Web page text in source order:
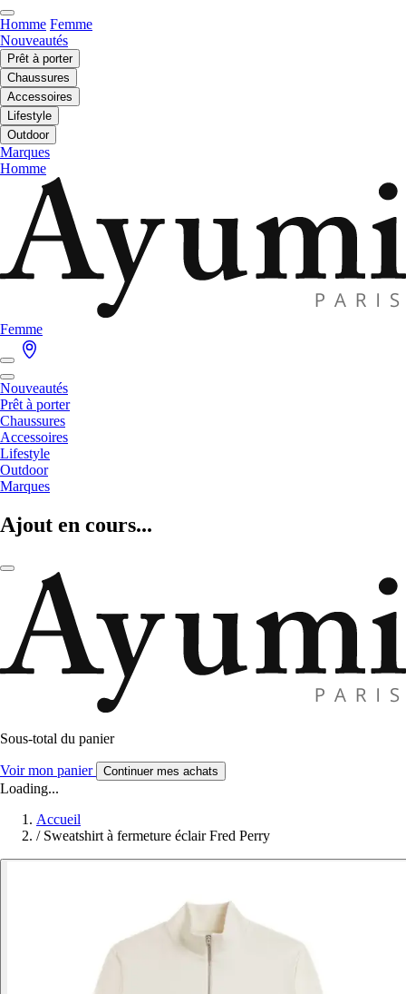
Homme Femme
Nouveautés
Prêt à porter
Chaussures
Accessoires
Lifestyle
Outdoor
Marques
Homme
Femme
Nouveautés
Prêt à porter
Chaussures
Accessoires
Lifestyle
Outdoor
Marques
Ajout en cours...
Sous-total du panier
Voir mon panier Continuer mes achats
Loading...
Accueil
/ Sweatshirt à fermeture éclair Fred Perry